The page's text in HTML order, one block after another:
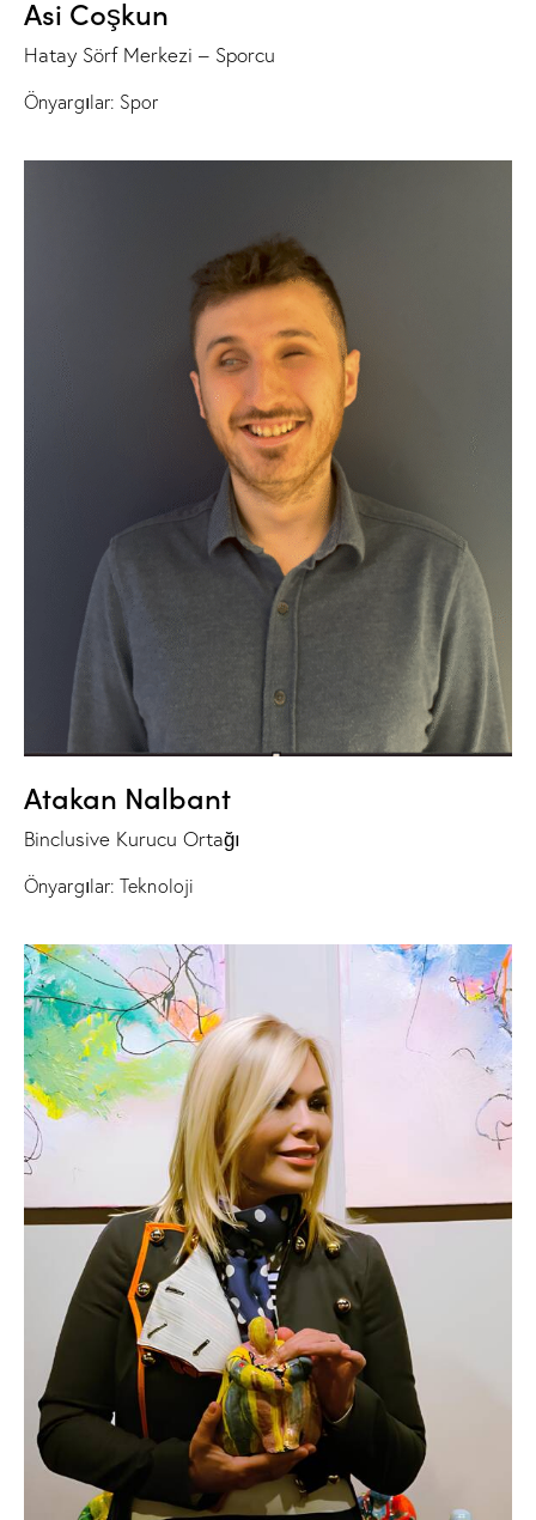
Asi Coşkun
Hatay Sörf Merkezi – Sporcu
Önyargılar: Spor
Atakan Nalbant
Binclusive Kurucu Ortağı
Önyargılar: Teknoloji